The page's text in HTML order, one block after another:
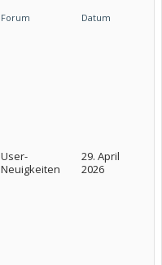
Forum Datum
User-
Neuigkeiten
29. April
2026